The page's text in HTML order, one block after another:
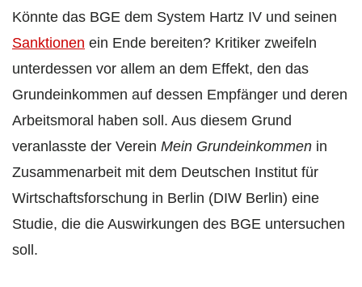
Könnte das BGE dem System Hartz IV und seinen
Sanktionen ein Ende bereiten? Kritiker zweifeln
unterdessen vor allem an dem Effekt, den das
Grundeinkommen auf dessen Empfänger und deren
Arbeitsmoral haben soll. Aus diesem Grund
veranlasste der Verein Mein Grundeinkommen in
Zusammenarbeit mit dem Deutschen Institut für
Wirtschaftsforschung in Berlin (DIW Berlin) eine
Studie, die die Auswirkungen des BGE untersuchen
soll.